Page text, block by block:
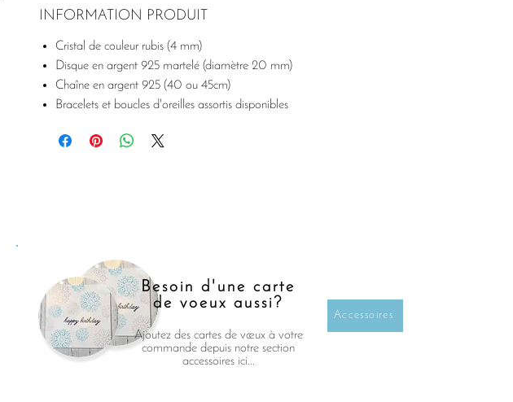
INFORMATION PRODUIT
Cristal de couleur rubis (4 mm)
Disque en argent 925 martelé (diamètre 20 mm)
Chaîne en argent 925 (40 ou 45cm)
Bracelets et boucles d'oreilles assortis disponibles
Besoin d'une carte
de voeux aussi?
Ajoutez des cartes de vœux à votre
commande depuis notre section
accessoires ici...
Accessoires